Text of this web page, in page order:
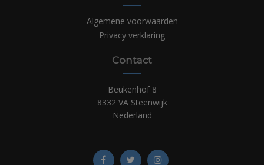
Algemene voorwaarden
Privacy verklaring
Contact
Beukenhof 8
8332 VA Steenwijk
Nederland